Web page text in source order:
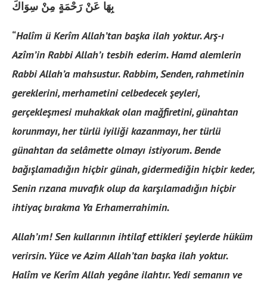
بِهَا عَنْ رَحْمَةٍ مِنْ سِوَاكَ
“Halîm ü Kerîm Allah’tan başka ilah yoktur. Arş-ı
Azîm’in Rabbi Allah’ı tesbih ederim. Hamd alemlerin
Rabbi Allah’a mahsustur. Rabbim, Senden, rahmetinin
gereklerini, merhametini celbedecek şeyleri,
gerçekleşmesi muhakkak olan mağfiretini, günahtan
korunmayı, her türlü iyiliği kazanmayı, her türlü
günahtan da selâmette olmayı istiyorum. Bende
bağışlamadığın hiçbir günah, gidermediğin hiçbir keder,
Senin rızana muvafık olup da karşılamadığın hiçbir
ihtiyaç bırakma Ya Erhamerrahimin.
Allah’ım! Sen kullarının ihtilaf ettikleri şeylerde hüküm
verirsin. Yüce ve Azim Allah’tan başka ilah yoktur.
Halîm ve Kerîm Allah yegâne ilahtır. Yedi semanın ve